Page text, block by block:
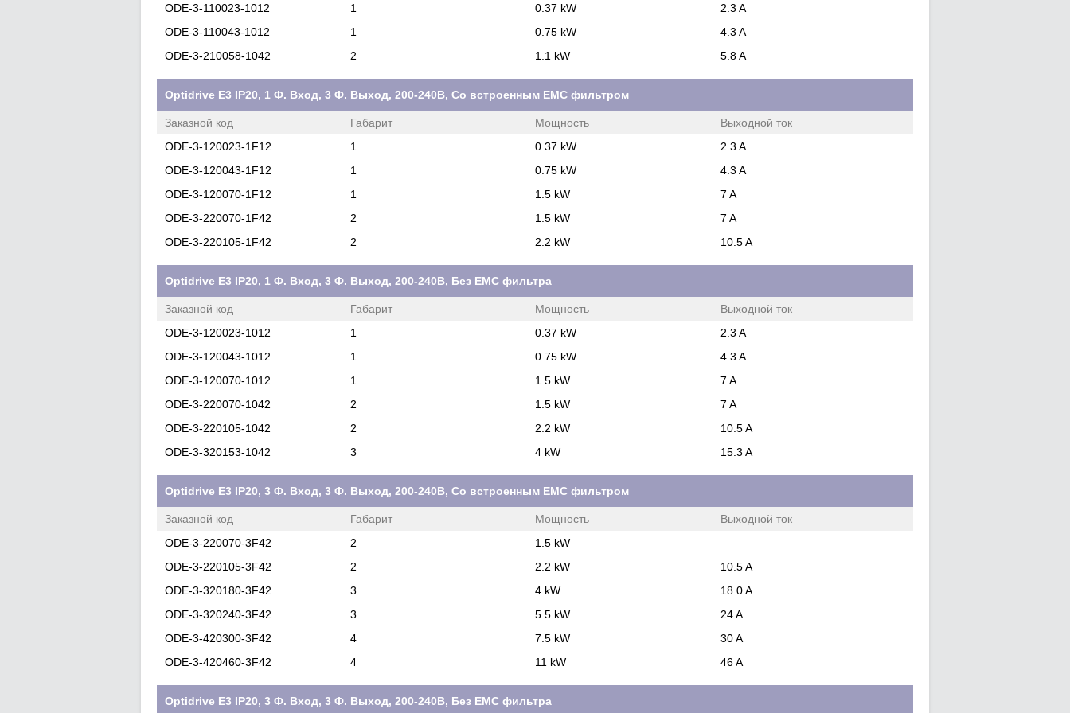
ODE-3-110023-1012 1 0.37 kW
2.3 A
ODE-3-110043-1012
1 0.75 kW
4.3 A
ODE-3-210058-1042
2 1.1 kW 5.8 A
Optidrive E3 IP20, 1 Ф. Вход, 3 Ф. Выход, 200-240В, Со встроенным ЕМС фильтром
Заказной код Габарит Мощность
Выходной ток
ODE-3-120023-1F12
1 0.37 kW
2.3 A
ODE-3-120043-1F12
1 0.75 kW
4.3 A
ODE-3-120070-1F12
1 1.5 kW
7 A
ODE-3-220070-1F42
2 1.5 kW
7 A
ODE-3-220105-1F42
2 2.2 kW 10.5 A
Optidrive E3 IP20, 1 Ф. Вход, 3 Ф. Выход, 200-240В, Без ЕМС фильтра
Заказной код Габарит Мощность
Выходной ток
ODE-3-120023-1012
1 0.37 kW
2.3 A
ODE-3-120043-1012
1 0.75 kW
4.3 A
ODE-3-120070-1012
1 1.5 kW
7 A
ODE-3-220070-1042
2 1.5 kW
7 A
ODE-3-220105-1042
2 2.2 kW
10.5 A
ODE-3-320153-1042
3 4 kW 15.3 A
Optidrive E3 IP20, 3 Ф. Вход, 3 Ф. Выход, 200-240В, Со встроенным ЕМС фильтром
Заказной код Габарит Мощность
Выходной ток
ODE-3-220070-3F42
2
1.5 kW
ODE-3-220105-3F42
2 2.2 kW
10.5 A
ODE-3-320180-3F42
3 4 kW
18.0 A
ODE-3-320240-3F42
3 5.5 kW
24 A
ODE-3-420300-3F42
4 7.5 kW
30 A
ODE-3-420460-3F42
4 11 kW 46 A
Optidrive E3 IP20, 3 Ф. Вход, 3 Ф. Выход, 200-240В, Без ЕМС фильтра